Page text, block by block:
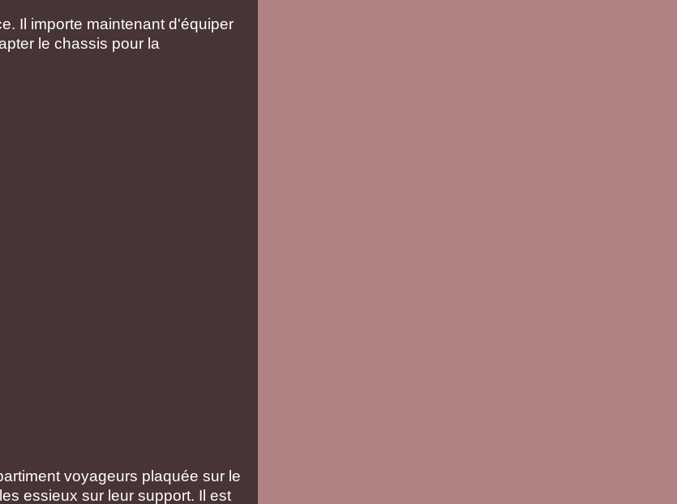
Il importe maintenant d'équiper
le chassis pour la
voyageurs plaquée sur le
essieux sur leur support. Il est